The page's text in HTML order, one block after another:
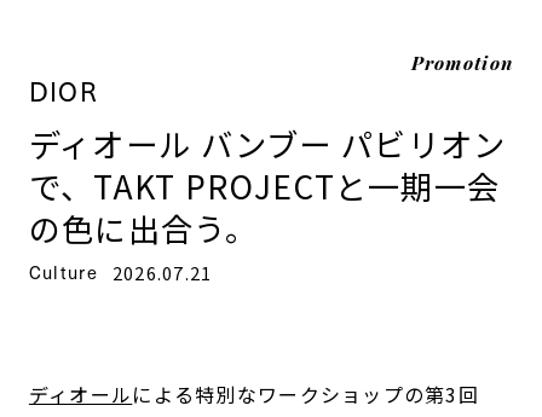
Promotion
DIOR
ディオール バンブー パビリオン
で、TAKT PROJECTと一期一会
の色に出合う。
Culture 2026.07.21
ディオールによる特別なワークショップの第3回